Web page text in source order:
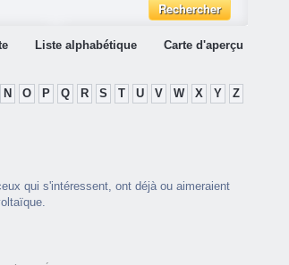
Liste alphabétique Carte d'aperçu
N O P Q R S T U V W X Y Z
qui s'intéressent, ont déjà ou aimeraient